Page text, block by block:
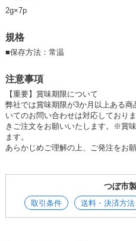
いち早く独自に研究し、堺のみでな
ます。
ております。
嘉永3年（1850年）谷本市兵衛が泉
の始まりです。神戸港開港（1868年
業を拡大し、明治初期には神戸港や
また、この頃、遠州地方に茶畑を開
翁がお茶の生産と販売に寄与した頃
いきれなくなった時、四代目当主の
このことは日本の烏龍茶ブームの先
2g×7p
規格
■保存方法：常温
注意事項
【重要】賞味期限について
弊社では賞味期限が3か月以上ある
いてのお問い合わせは対応しており
きご注文をお願いいたします。※賞
ます。
あらかじめご理解の上、ご発注をお願
つぼ市
取引条件 送料・決済方法